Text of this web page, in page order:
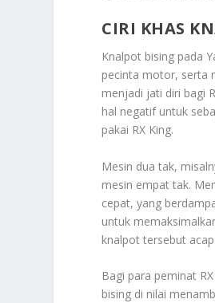
CIRI KHAS
Knalpot bising pada
pecinta motor, serta
menjadi jati diri bagi
hal negatif untuk
pakai RX King.
Mesin dua tak,
mesin empat tak.
cepat, yang
untuk
knalpot tersebut
Bagi para peminat
bising di nilai